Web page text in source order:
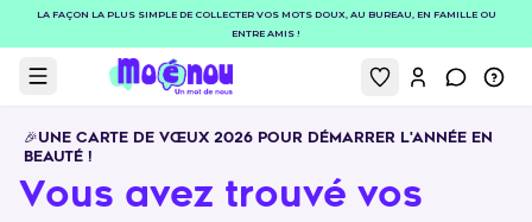
LA FAÇON LA PLUS SIMPLE DE COLLECTER VOS MOTS DOUX, AU BUREAU, EN FAMILLE OU
ENTRE AMIS !
Afficher le menu Mon
🎉UNE CARTE DE VŒUX 2026 POUR DÉMARRER L'ANNÉE EN
BEAUTÉ !
Vous avez trouvé vos